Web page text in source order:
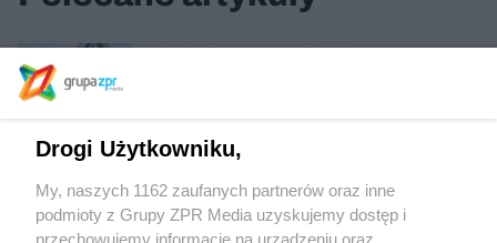
Cyfrowe platformy, miasto i pandemia
Teatr Letni / Szczecin
Drogi Użytkowniku,
My, naszych 1162 zaufanych partnerów oraz inne
podmioty z Grupy ZPR Media uzyskujemy dostęp i
przechowujemy informacje na urządzeniu oraz